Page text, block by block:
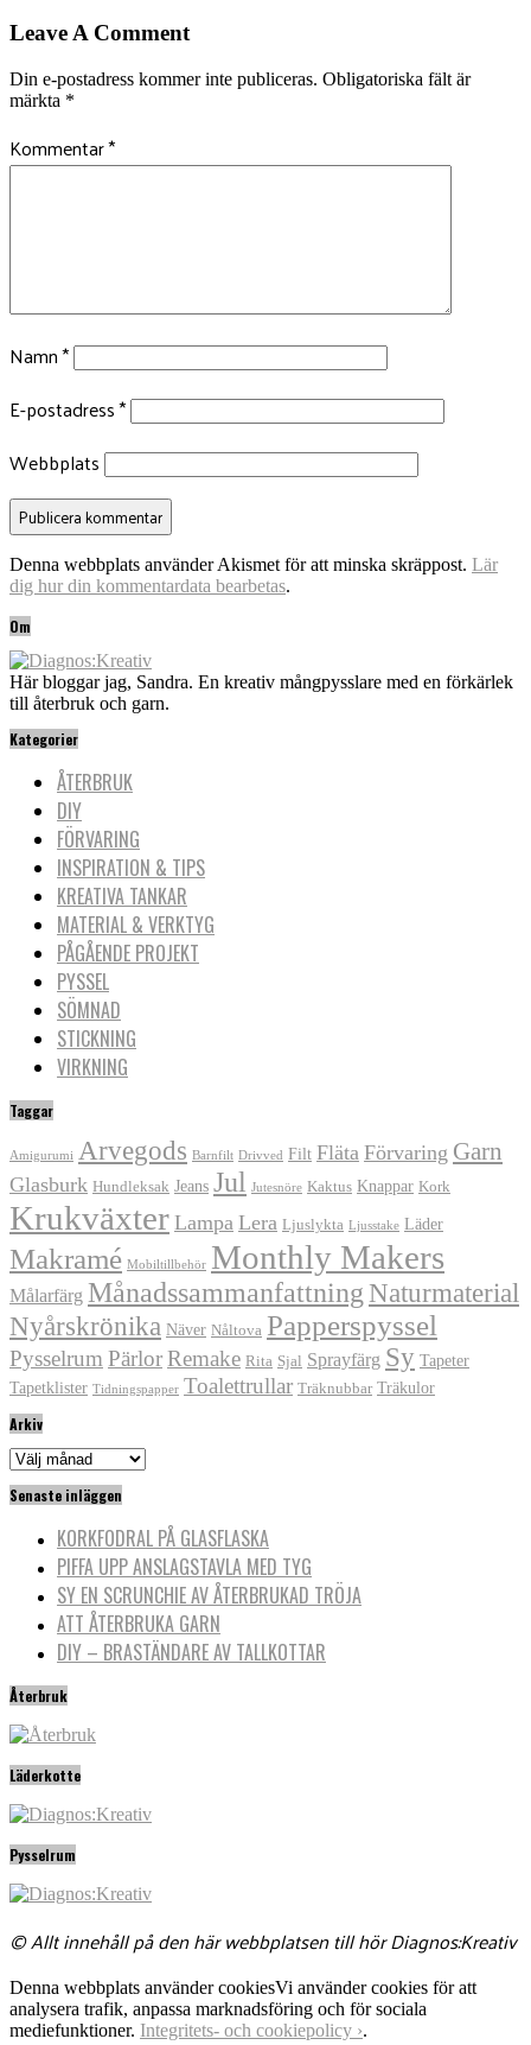
Leave A Comment
Din e-postadress kommer inte publiceras. Obligatoriska fält är
märkta *
Kommentar*
Namn*
E-postadress*
Webbplats
Denna webbplats använder Akismet för att minska skräppost. Lär
dig hur din kommentardata bearbetas.
Om
Här bloggar jag, Sandra. En kreativ mångpysslare med en förkärlek
till återbruk och garn.
Kategorier
ÅTERBRUK
DIY
FÖRVARING
INSPIRATION & TIPS
KREATIVA TANKAR
MATERIAL & VERKTYG
PÅGÅENDE PROJEKT
PYSSEL
SÖMNAD
STICKNING
VIRKNING
Taggar
Amigurumi Arvegods Barnfilt Drivved Filt Fläta Förvaring Garn
Glasburk Hundleksak Jeans Jul Jutesnöre Kaktus Knappar Kork
Krukväxter Lampa Lera Ljuslykta Ljusstake Läder
Makramé Mobiltillbehör Monthly Makers
Målarfärg Månadssammanfattning Naturmaterial
Nyårskrönika Näver Nåltova Papperspyssel
Pysselrum PärlorRemake Rita Sjal Sprayfärg Sy Tapeter
Tapetklister Tidningspapper Toalettrullar Träknubbar Träkulor
Arkiv
Arkiv
Senaste inläggen
KORKFODRAL PÅ GLASFLASKA
PIFFA UPP ANSLAGSTAVLA MED TYG
SY EN SCRUNCHIE AV ÅTERBRUKAD TRÖJA
ATT ÅTERBRUKA GARN
DIY – BRASTÄNDARE AV TALLKOTTAR
Återbruk
Läderkotte
Pysselrum
© Allt innehåll på den här webbplatsen till hör Diagnos:Kreativ
Denna webbplats använder cookiesVi använder cookies för att
analysera trafik, anpassa marknadsföring och för sociala
mediefunktioner. Integritets- och cookiepolicy ›.